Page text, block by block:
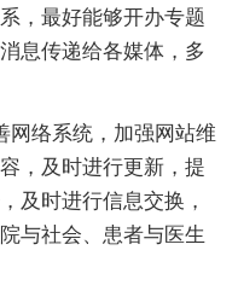
，最好能够开办专题
息传递给各媒体，多
络系统，加强网站维
，及时进行更新，提
及时进行信息交换，
与社会、患者与医生